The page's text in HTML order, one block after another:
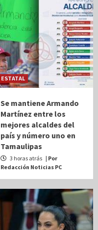
ESTATAL
Se mantiene Armando
Martínez entre los
mejores alcaldes del
país y número uno en
Tamaulipas
3 horas atrás | Por
Redacción Noticias PC